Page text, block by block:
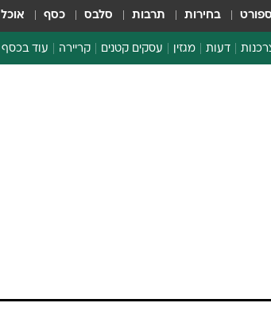
ספורט בחירות תרבות סלבס כסף אוכל
דעות מגזין עסקים קטנים קריירה עוד בכסף